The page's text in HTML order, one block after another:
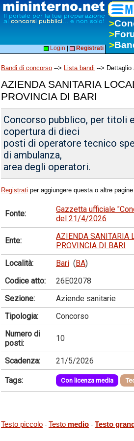
>
>
>
Login Registrati
Bandi di concorso --> Lista bandi --> Dettaglio
AZIENDA SANITARIA
PROVINCIA DI BARI
Concorso pubblico, per titoli
copertura di dieci
posti di operatore tecnico
di ambulanza,
area degli operatori.
Registrati per aggiungere questa o altre
Fonte:
Gazzetta ufficiale
del 21/4/2026
Ente:
AZIENDA SANITARIA
PROVINCIA DI BARI
Località:
Bari (BA)
Codice atto:
26E02078
Sezione:
Aziende sanitarie
Tipologia:
Concorso
Numero di
posti:
10
Scadenza: 21/5/2026
Tags: Con licenza media
Testo piccolo - Testo medio - Testo